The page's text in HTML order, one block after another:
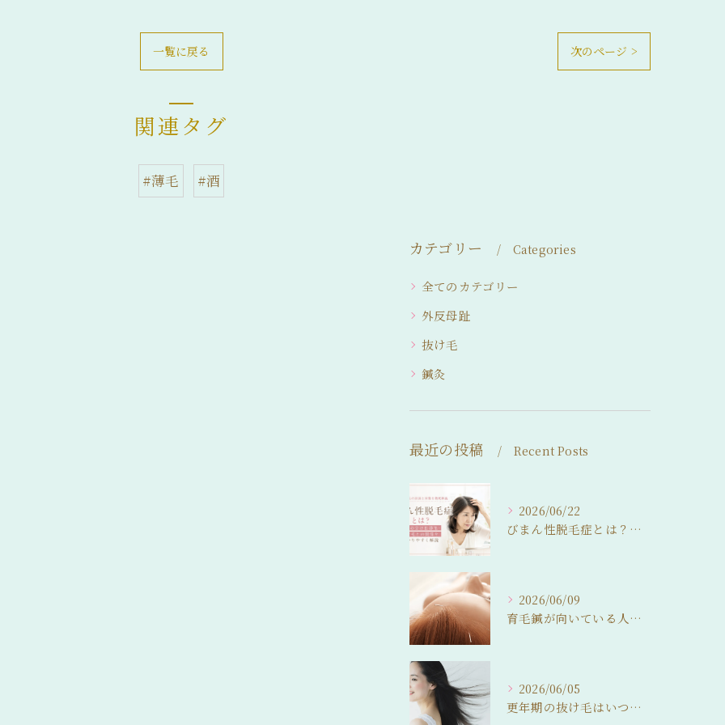
一覧に戻る 次のページ >
関連タグ
#薄毛 #酒
カテゴリー Categories
全てのカテゴリー
外反母趾
抜け毛
鍼灸
最近の投稿 Recent Posts
2026/06/22
びまん性脱毛症とは？女性の分け目薄毛・抜け毛との関係をわかりやすく解説
2026/06/09
育毛鍼が向いている人・向いていない人。 来院前に知っておいてほしいこと
2026/06/05
更年期の抜け毛はいつまで続く？ 自然に整えるという選択